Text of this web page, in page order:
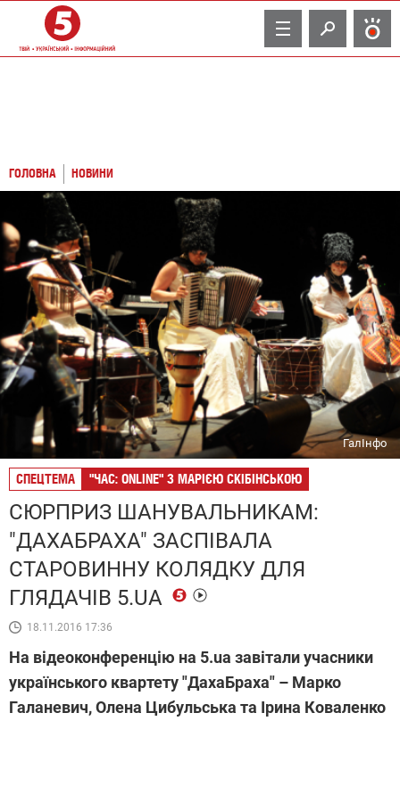
TV
ГОЛОВНА НОВИНИ
ГалІнфо
СПЕЦТЕМА "ЧАС: ONLINE" З МАРІЄЮ СКІБІНСЬКОЮ
СЮРПРИЗ ШАНУВАЛЬНИКАМ:
"ДАХАБРАХА" ЗАСПІВАЛА
СТАРОВИННУ КОЛЯДКУ ДЛЯ
ГЛЯДАЧІВ 5.UA
18.11.2016 17:36
На відеоконференцію на 5.ua завітали учасники
українського квартету "ДахаБраха" – Марко
Галаневич, Олена Цибульська та Ірина Коваленко